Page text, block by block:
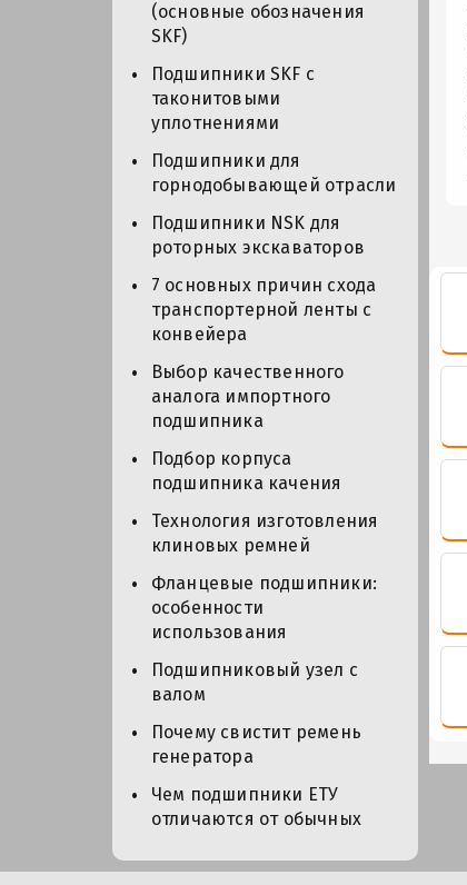
(основные обозначения
SKF)
Подшипники SKF с
таконитовыми
уплотнениями
Подшипники для
горнодобывающей отрасли
Подшипники NSK для
роторных экскаваторов
7 основных причин схода
транспортерной ленты с
конвейера
Выбор качественного
аналога импортного
подшипника
Подбор корпуса
подшипника качения
Технология изготовления
клиновых ремней
Фланцевые подшипники:
особенности
использования
Подшипниковый узел с
валом
Почему свистит ремень
генератора
Чем подшипники ЕТУ
отличаются от обычных